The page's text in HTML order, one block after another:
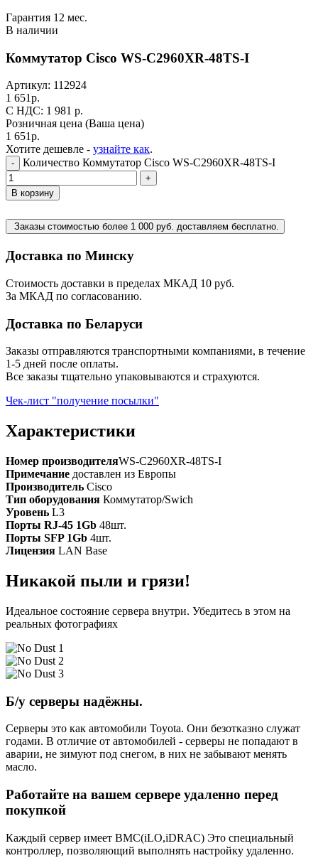
Гарантия 12 мес.
В наличии
Коммутатор Cisco WS-C2960XR-48TS-I
Артикул: 112924
1 651р.
C НДС: 1 981 р.
Розничная цена (Ваша цена)
1 651р.
Хотите дешевле - узнайте как.
- Количество Коммутатор Cisco WS-C2960XR-48TS-I
+
В корзину
Заказы стоимостью более 1 000 руб. доставляем бесплатно.
Доставка по Минску
Стоимость доставки в пределах МКАД 10 руб.
За МКАД по согласованию.
Доставка по Беларуси
Заказы отправляются транспортными компаниями, в течение
1-5 дней после оплаты.
Все заказы тщательно упаковываются и страхуются.
Чек-лист "получение посылки"
Характеристики
Номер производителяWS-C2960XR-48TS-I
Примечание доставлен из Европы
Производитель Cisco
Тип оборудования Коммутатор/Swich
Уровень L3
Порты RJ-45 1Gb 48шт.
Порты SFP 1Gb 4шт.
Лицензия LAN Base
Никакой пыли и грязи!
Идеальное состояние сервера внутри. Убедитесь в этом на
реальных фотографиях
Б/у серверы надёжны.
Серверы это как автомобили Toyota. Они безотказно служат
годами. В отличие от автомобилей - серверы не попадают в
аварии, не зимуют под снегом, в них не забывают менять
масло.
Работайте на вашем сервере удаленно перед
покупкой
Каждый сервер имеет BMC(iLO,iDRAC) Это специальный
контроллер, позволяющий выполнять настройку удаленно.